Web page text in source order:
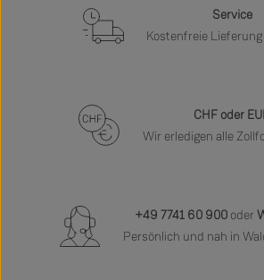
Service
Kostenfreie
CHF oder
Wir erledigen alle
+49 7741 60 900 oder
Persönlich und nah in